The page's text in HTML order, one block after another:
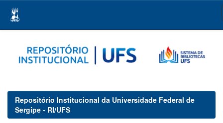
navigation
Repositório Institucional da Universidade Federal de
Sergipe - RI/UFS